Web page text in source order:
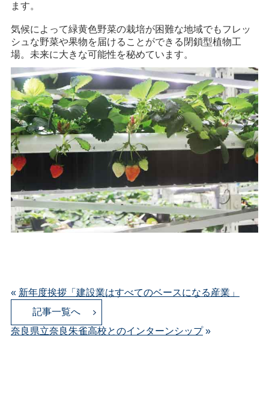
ます。
気候によって緑黄色野菜の栽培が困難な地域でもフレッ
シュな野菜や果物を届けることができる閉鎖型植物工
場。未来に大きな可能性を秘めています。
« 新年度挨拶「建設業はすべてのベースになる産業」
記事一覧へ
奈良県立奈良朱雀高校とのインターンシップ»